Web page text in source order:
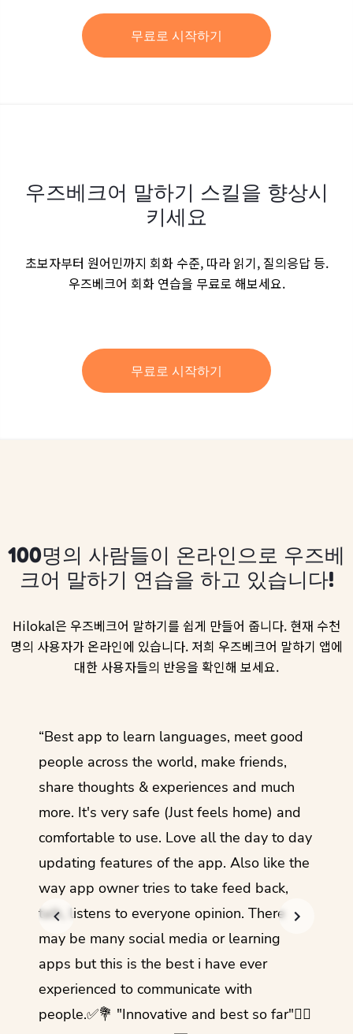
무료로 시작하기
우즈베크어 말하기 스킬을 향상시
키세요
초보자부터 원어민까지 회화 수준, 따라 읽기, 질의응답 등.
우즈베크어 회화 연습을 무료로 해보세요.
무료로 시작하기
100명의 사람들이 온라인으로 우즈베
크어 말하기 연습을 하고 있습니다!
Hilokal은 우즈베크어 말하기를 쉽게 만들어 줍니다. 현재 수천
명의 사용자가 온라인에 있습니다. 저희 우즈베크어 말하기 앱에
대한 사용자들의 반응을 확인해 보세요.
“Best app to learn languages, meet good
people across the world, make friends,
share thoughts & experiences and much
more. It's very safe (Just feels home) and
comfortable to use. Love all the day to day
updating features of the app. Also like the
way app owner tries to take feed back,
talk, listens to everyone opinion. There
may be many social media or learning
apps but this is the best i have ever
experienced to communicate with
people.✅💐 "Innovative and best so far"✌🏻